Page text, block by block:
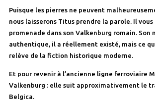
Puisque les pierres ne peuvent
nous laisserons Titus prendre la parole. Il vous
promenade dans son Valkenburg romain. Son
authentique, il a réellement existé, mais ce
relève de la fiction historique moderne.
Et pour revenir à l’ancienne ligne ferroviaire
Valkenburg : elle suit approximativement le
Belgica.